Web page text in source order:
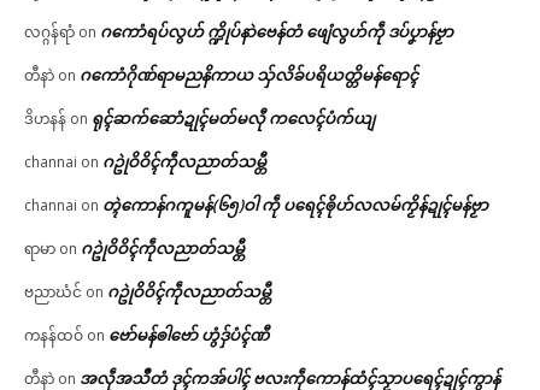
လဂ္ဂန်ရာံ on ဂကောံရပ်လွဟ် က္ဍိုပ်နာဲဗေန်တံ ဖျေံလွဟ်ကဵု ဒပ်ပၞာန်ဗၟာ
တီနာဲ on ဂကောံဂိုဏ်ရာမညနိကာယ သှ်လိခ်ပရိယတ္တိမန်ရောၚ်
ဒိဟနန် on ရုၚ်ဆက်ဆောံဍုၚ်မတ်မလီု ကလေၚ်ပံက်ယျ
channai on ဂဥုဲဝိဝိၚ်ကဵုလညာတ်သမ္တီ
channai on တ္ၚဲကောန်ဂကူမန်(၆၅)ဝါ ကဵု ပရေၚ်ၜိုဟ်လလမ်ကၟိန်ဍုၚ်မန်ဗၟာ
ရာမာ on ဂဥုဲဝိဝိၚ်ကဵုလညာတ်သမ္တီ
ဗညာဃံင် on ဂဥုဲဝိဝိၚ်ကဵုလညာတ်သမ္တီ
ကနန်ထဝ် on ဗော်မန်ၜါဗော် ဟွံဒှ်ပံၚ်ဏီ
တီနာဲ on အလဵုအသဳတံ ဒုၚ်ကအ်ပါၚ် ဗလးကဵုကောန်ထံၚ်သၟာပရေၚ်ဍုၚ်ကွာန်